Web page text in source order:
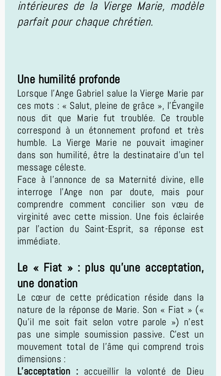
intérieures de la Vierge Marie, modèle
parfait pour chaque chrétien.
Une humilité profonde
Lorsque l’Ange Gabriel salue la Vierge Marie par
ces mots : « Salut, pleine de grâce », l’Évangile
nous dit que Marie fut troublée. Ce trouble
correspond à un étonnement profond et très
humble. La Vierge Marie ne pouvait imaginer
dans son humilité, être la destinataire d'un tel
message céleste.
Face à l’annonce de sa Maternité divine, elle
interroge l’Ange non par doute, mais pour
comprendre comment concilier son vœu de
virginité avec cette mission. Une fois éclairée
par l'action du Saint-Esprit, sa réponse est
immédiate.
Le « Fiat » : plus qu'une acceptation,
une donation
Le cœur de cette prédication réside dans la
nature de la réponse de Marie. Son « Fiat » («
Qu’il me soit fait selon votre parole ») n'est
pas une simple soumission passive. C'est un
mouvement total de l'âme qui comprend trois
dimensions :
L’acceptation : accueillir la volonté de Dieu